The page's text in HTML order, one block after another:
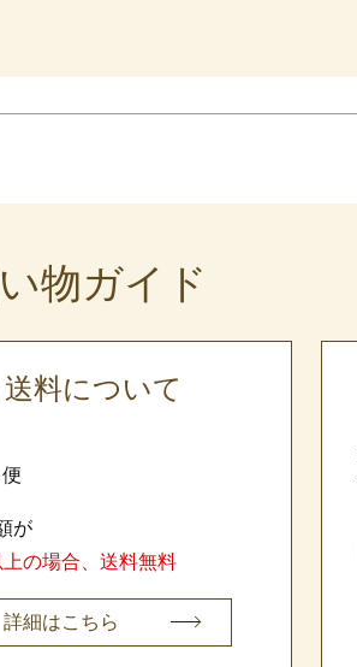
物ガイド
送料について
が
の場合、送料無料
詳細はこちら